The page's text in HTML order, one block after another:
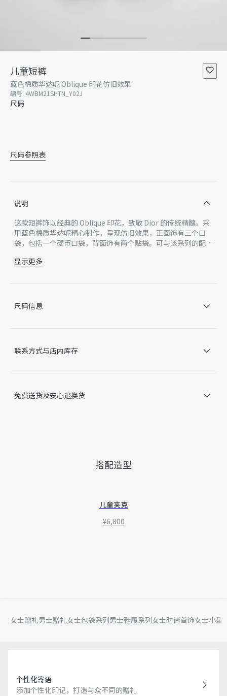
儿童短裤
蓝色棉质华达呢 Oblique 印花仿旧效果
编号: 4WBM21SHTN_Y02J
尺码
尺码参照表
说明
这款短裤饰以经典的 Oblique 印花，致敬 Dior 的传统精髓。采
用蓝色棉质华达呢精心制作，呈现仿旧效果，正面饰有三个口
袋，包括一个硬币口袋，背面饰有两个贴袋。可与该系列的配套
腰带环
100% 棉
无里料
关问题，请致电迪奥客服中心。
显示更多
尺码信息
联系方式与店内库存
免费送货及安心退换货
搭配造型
儿童夹克
¥6,800
女士赠礼男士赠礼女士包袋系列男士鞋履系列女士时尚首饰女士小型
个性化寄语
添加个性化印记，打造与众不同的赠礼